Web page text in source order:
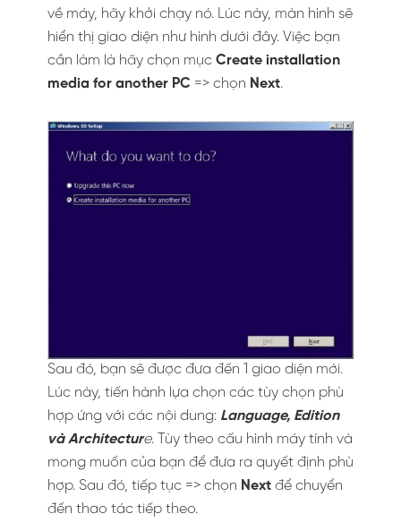
về máy, hãy khởi chạy nó. Lúc này, màn hình sẽ
hiển thị giao diện như hình dưới đây. Việc bạn
cần làm là hãy chọn mục Create installation
media for another PC => chọn Next.
Sau đó, bạn sẽ được đưa đến 1 giao diện mới.
Lúc này, tiến hành lựa chọn các tùy chọn phù
hợp ứng với các nội dung: Language, Edition
và Architecture. Tùy theo cấu hình máy tính và
mong muốn của bạn để đưa ra quyết định phù
hợp. Sau đó, tiếp tục => chọn Next để chuyển
đến thao tác tiếp theo.